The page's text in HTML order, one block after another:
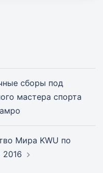
сборы под
мастера спорта
Мира KWU по
2016